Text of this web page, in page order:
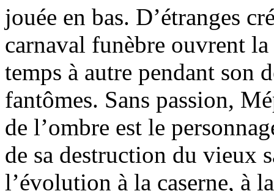
jouée en bas. D’étranges
carnaval funèbre ouvrent
temps à autre pendant son
fantômes. Sans passion,
de l’ombre est le
de sa destruction du vieux
l’évolution à la caserne, à